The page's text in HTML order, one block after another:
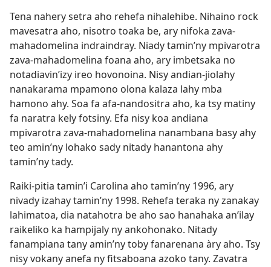
Tena nahery setra aho rehefa nihalehibe. Nihaino rock
mavesatra aho, nisotro toaka be, ary nifoka zava-
mahadomelina indraindray. Niady tamin’ny mpivarotra
zava-mahadomelina foana aho, ary imbetsaka no
notadiavin’izy ireo hovonoina. Nisy andian-jiolahy
nanakarama mpamono olona kalaza lahy mba
hamono ahy. Soa fa afa-nandositra aho, ka tsy matiny
fa naratra kely fotsiny. Efa nisy koa andiana
mpivarotra zava-mahadomelina nanambana basy ahy
teo amin’ny lohako sady nitady hanantona ahy
tamin’ny tady.
Raiki-pitia tamin’i Carolina aho tamin’ny 1996, ary
nivady izahay tamin’ny 1998. Rehefa teraka ny zanakay
lahimatoa, dia natahotra be aho sao hanahaka an’ilay
raikeliko ka hampijaly ny ankohonako. Nitady
fanampiana tany amin’ny toby fanarenana àry aho. Tsy
nisy vokany anefa ny fitsaboana azoko tany. Zavatra